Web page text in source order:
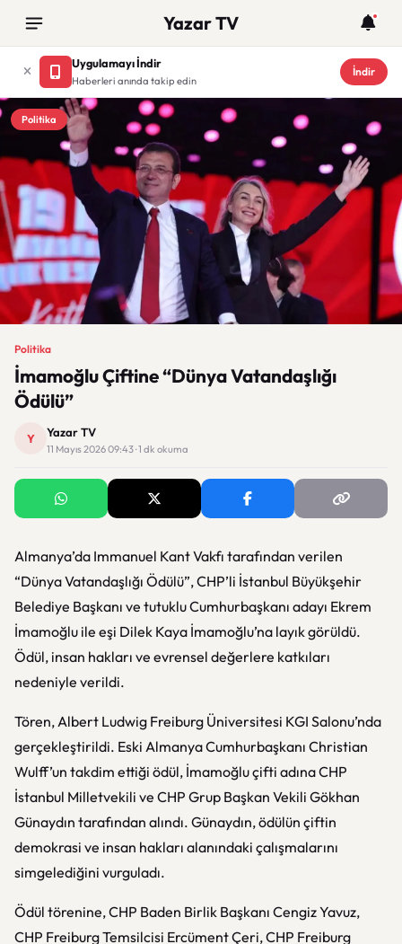
Yazar TV
Uygulamayı İndir
Haberleri anında takip edin
İndir
Politika
Politika
İmamoğlu Çiftine “Dünya Vatandaşlığı
Ödülü”
Y Yazar TV
11 Mayıs 2026 09:43 · 1 dk okuma
Almanya’da Immanuel Kant Vakfı tarafından verilen
“Dünya Vatandaşlığı Ödülü”, CHP’li İstanbul Büyükşehir
Belediye Başkanı ve tutuklu Cumhurbaşkanı adayı Ekrem
İmamoğlu ile eşi Dilek Kaya İmamoğlu’na layık görüldü.
Ödül, insan hakları ve evrensel değerlere katkıları
nedeniyle verildi.
Tören, Albert Ludwig Freiburg Üniversitesi KGI Salonu’nda
gerçekleştirildi. Eski Almanya Cumhurbaşkanı Christian
Wulff’un takdim ettiği ödül, İmamoğlu çifti adına CHP
İstanbul Milletvekili ve CHP Grup Başkan Vekili Gökhan
Günaydın tarafından alındı. Günaydın, ödülün çiftin
demokrasi ve insan hakları alanındaki çalışmalarını
simgelediğini vurguladı.
Ödül törenine, CHP Baden Birlik Başkanı Cengiz Yavuz,
CHP Freiburg Temsilcisi Ercüment Çeri, CHP Freiburg